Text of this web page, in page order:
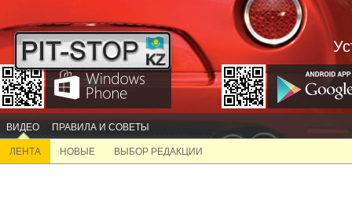
ВИДЕО ПРАВИЛА И СОВЕТЫ
ЛЕНТА НОВЫЕ ВЫБОР РЕДАКЦИИ